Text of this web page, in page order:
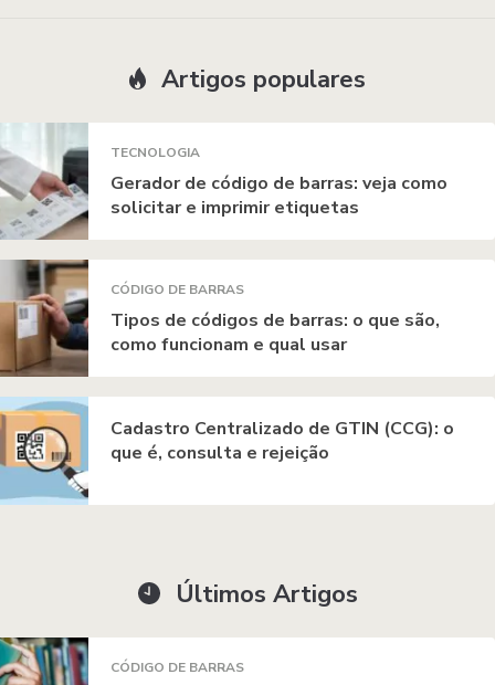
Artigos populares
TECNOLOGIA
Gerador de código de barras: veja como
solicitar e imprimir etiquetas
CÓDIGO DE BARRAS
Tipos de códigos de barras: o que são,
como funcionam e qual usar
Cadastro Centralizado de GTIN (CCG): o
que é, consulta e rejeição
Últimos Artigos
CÓDIGO DE BARRAS